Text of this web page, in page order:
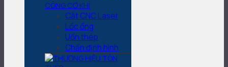
CÔNG CƠ KHÍ
Cắt CNC Laser
Lốc ống
Uốn thép
Chấn định hình